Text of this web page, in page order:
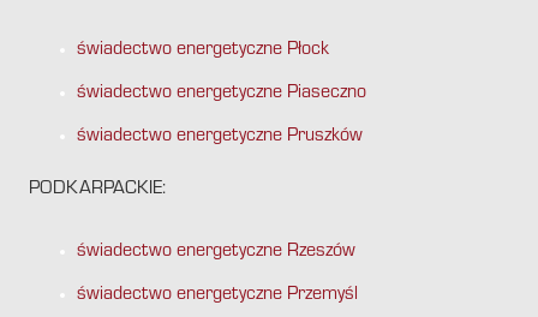
świadectwo energetyczne Płock
świadectwo energetyczne Piaseczno
świadectwo energetyczne Pruszków
PODKARPACKIE:
świadectwo energetyczne Rzeszów
świadectwo energetyczne Przemyśl